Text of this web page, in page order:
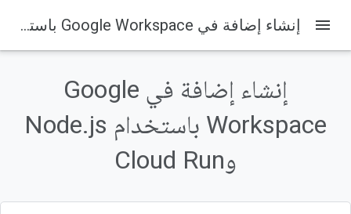
إعداد البيئة بالسرعة التي تناسبك
Google Cloud Shell
menu إنشاء إضافة في Google Workspace باستخدام Node.js وCloud Run
إنشاء إضافة في Google
Workspace باستخدام Node.js
وCloud Run